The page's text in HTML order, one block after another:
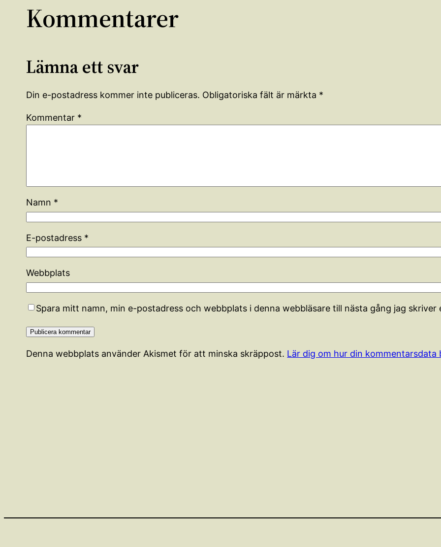
Kommentarer
Lämna ett svar
Din e-postadress kommer inte publiceras. Obligatoriska fält är märkta *
Kommentar *
Namn *
E-postadress *
Webbplats
Spara mitt namn, min e-postadress och webbplats i denna webbläsare till nästa gång jag skriver
Denna webbplats använder Akismet för att minska skräppost. Lär dig om hur din kommentarsdata